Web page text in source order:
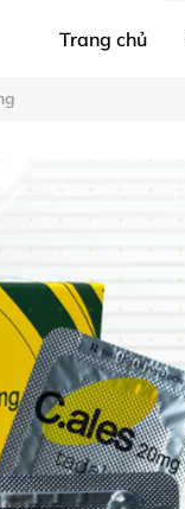
Trang chủ